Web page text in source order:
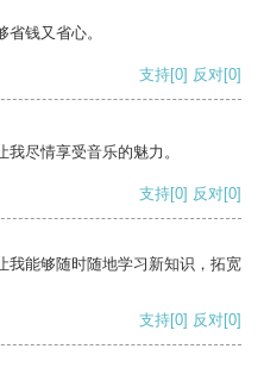
钱又省心。
支持[0] 反对[0]
尽情享受音乐的魅力。
支持[0] 反对[0]
我能够随时随地学习新知识，拓宽
支持[0] 反对[0]